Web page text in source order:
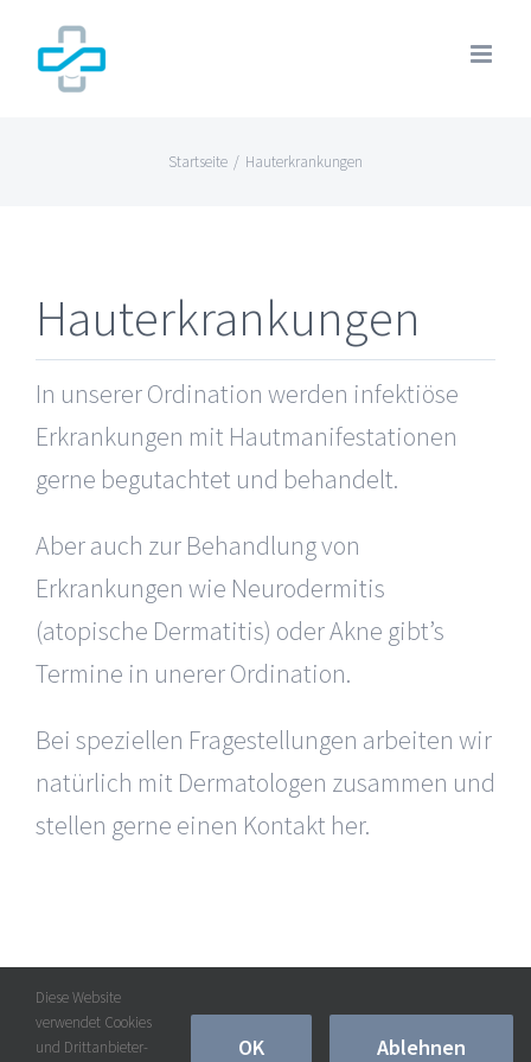
Inhalt
Startseite / Hauterkrankungen
Hauterkrankungen
In unserer Ordination werden infektiöse
Erkrankungen mit Hautmanifestationen
gerne begutachtet und behandelt.
Aber auch zur Behandlung von
Erkrankungen wie Neurodermitis
(atopische Dermatitis) oder Akne gibt’s
Termine in unerer Ordination.
Bei speziellen Fragestellungen arbeiten wir
natürlich mit Dermatologen zusammen und
stellen gerne einen Kontakt her.
Diese Website
verwendet Cookies
und Drittanbieter-
OK Ablehnen